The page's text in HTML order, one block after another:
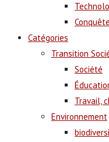
Catégories
Transition
Société
Travail,
Environnement